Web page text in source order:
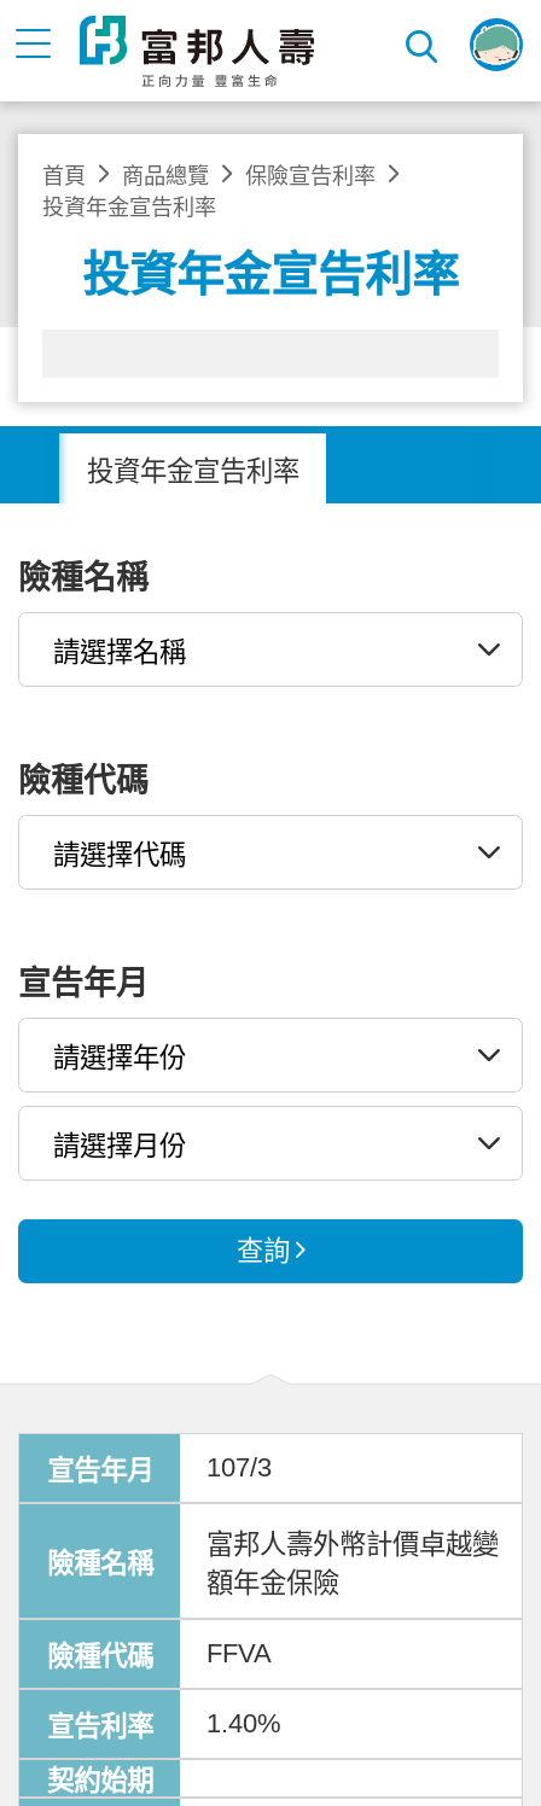
首頁 商品總覽
保險宣告利率
投資年金宣告利率
投資年金宣告利率
投資年金宣告利率
險種名稱
險種代碼
宣告年月
查詢
107/3
富邦人壽外幣計價卓越變
額年金保險
FFVA
1.40%